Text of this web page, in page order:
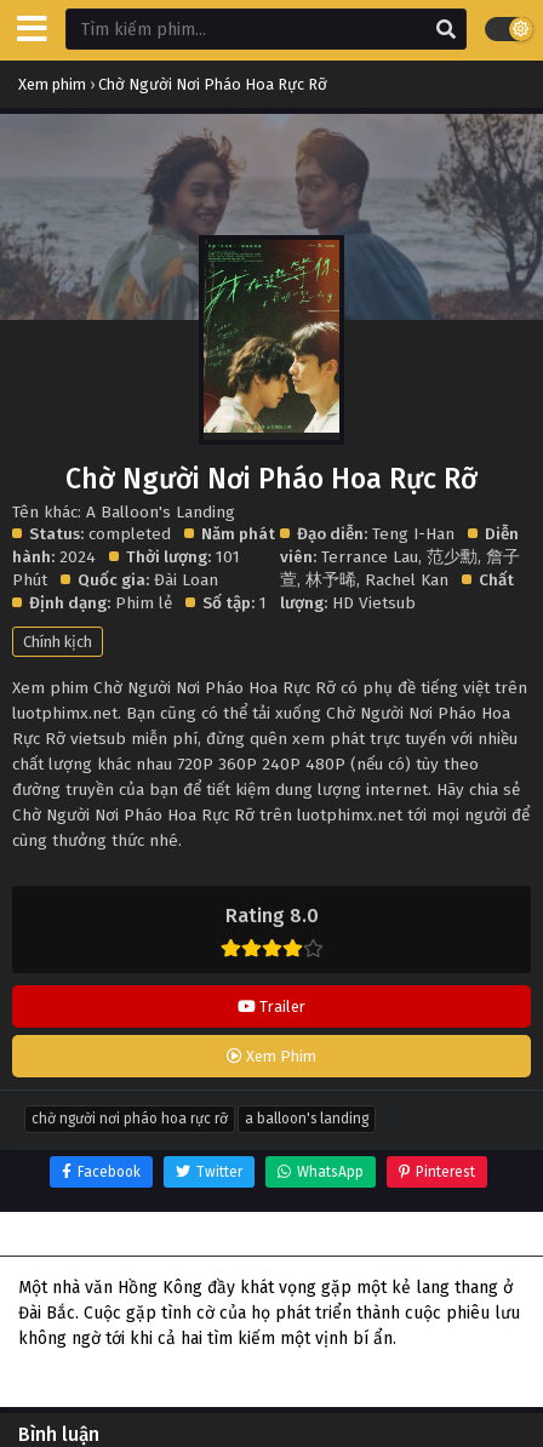
Xem phim › Chờ Người Nơi Pháo Hoa Rực Rỡ
Rating 8.0
Trailer
Xem Phim
Chờ Người Nơi Pháo Hoa Rực Rỡ
Tên khác: A Balloon's Landing
Status: completed
Năm phát
hành: 2024 Thời lượng: 101
Phút
Quốc gia: Đài Loan
Định dạng: Phim lẻ Số tập: 1
Đạo diễn: Teng I-Han
Diễn
viên: Terrance Lau,范少勳,詹子
萱,林予晞, Rachel Kan
Chất
lượng: HD Vietsub
Chính kịch
Xem phim Chờ Người Nơi Pháo Hoa Rực Rỡ có phụ đề tiếng việt trên
luotphimx.net. Bạn cũng có thể tải xuống Chờ Người Nơi Pháo Hoa
Rực Rỡ vietsub miễn phí, đừng quên xem phát trực tuyến với nhiều
chất lượng khác nhau 720P 360P 240P 480P (nếu có) tùy theo
đường truyền của bạn để tiết kiệm dung lượng internet. Hãy chia sẻ
Chờ Người Nơi Pháo Hoa Rực Rỡ trên luotphimx.net tới mọi người để
cùng thưởng thức nhé.
chờ người nơi pháo hoa rực rỡ a balloon's landing
Facebook Twitter WhatsApp Pinterest
Một nhà văn Hồng Kông đầy khát vọng gặp một kẻ lang thang ở
Đài Bắc. Cuộc gặp tình cờ của họ phát triển thành cuộc phiêu lưu
không ngờ tới khi cả hai tìm kiếm một vịnh bí ẩn.
Bình luận